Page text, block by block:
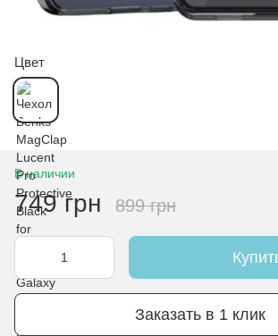
Цвет
В наличии
749 грн 899 грн
Заказать в 1 клик